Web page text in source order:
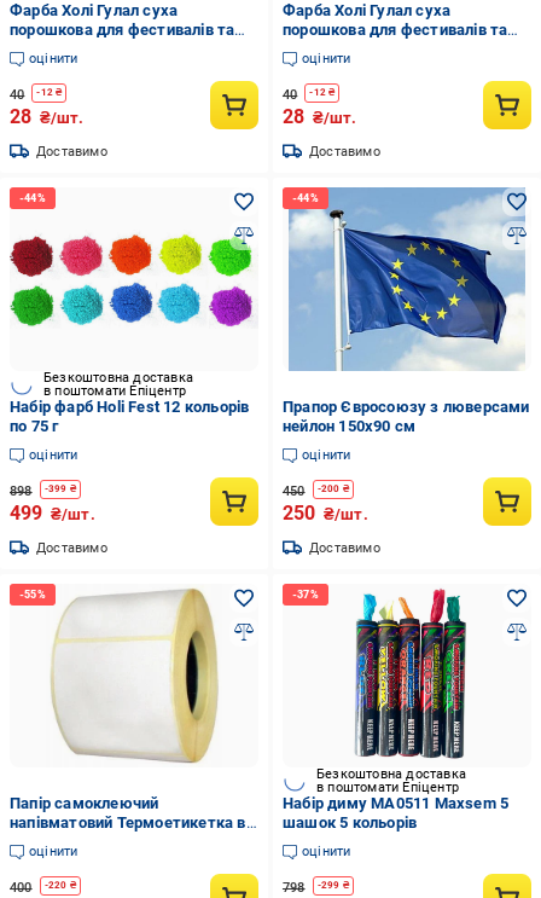
Фарба Холі Гулал суха
порошкова для фестивалів та
флешмобів 50 г Салатовий
оцінити
40 -12 ₴
28 ₴/шт.
Доставимо
Фарба Холі Гулал суха
порошкова для фестивалів та
флешмобів 50 г Помаранчевий
оцінити
40 -12₴
28 ₴/шт.
Доставимо
Безкоштовна доставка
в поштомати Епіцентр
Набір фарб Holi Fest 12 кольорів
по 75 г
оцінити
898 -399 ₴
499 ₴/шт.
Доставимо
Прапор Євросоюзу з люверсами
нейлон 150х90 см
оцінити
450 -200 ₴
250 ₴/шт.
Доставимо
Папір самоклеючий
напівматовий Термоетикетка в
бабині 101x101 мм 500 шт. Білий
оцінити
400 -220 ₴
Безкоштовна доставка
в поштомати Епіцентр
Набір диму MA0511 Maxsem 5
шашок 5 кольорів
оцінити
798 -299 ₴